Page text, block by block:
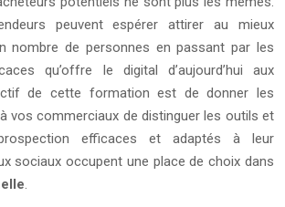
peuvent espérer attirer au mieux
nombre de personnes en passant par les
qu’offre le digital d’aujourd’hui aux
de cette formation est de donner les
vos commerciaux de distinguer les outils et
efficaces et adaptés à leur
sociaux occupent une place de choix dans
.